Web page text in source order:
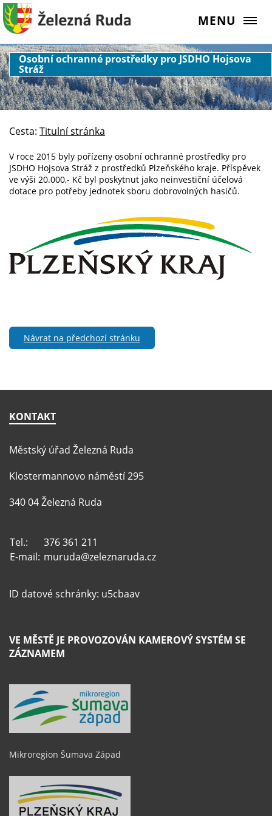
MENU
Osobní ochranné prostředky pro JSDHO Hojsova
Stráž
Cesta: Titulní stránka
V roce 2015 byly pořízeny osobní ochranné prostředky pro
JSDHO Hojsova Stráž z prostředků Plzeňského kraje. Příspěvek
ve výši 20.000,- Kč byl poskytnut jako neinvestiční účelová
dotace pro potřeby jednotek sboru dobrovolných hasičů.
Návrat na předchozí stránku
KONTAKT
Městský úřad Železná Ruda
Klostermannovo náměstí 295
340 04 Železná Ruda
Tel.:
376 361 211
E-mail: muruda@zeleznaruda.cz
ID datové schránky: u5cbaav
VE MĚSTĚ JE PROVOZOVÁN KAMEROVÝ SYSTÉM SE
ZÁZNAMEM
Mikroregion Šumava Západ